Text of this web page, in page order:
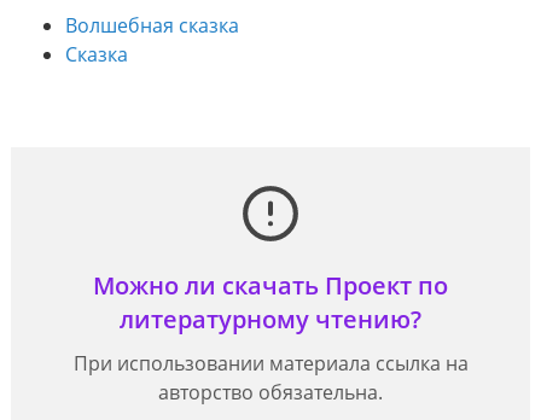
Волшебная сказка
Сказка
Можно ли скачать Проект по
литературному чтению?
При использовании материала ссылка на
авторство обязательна.